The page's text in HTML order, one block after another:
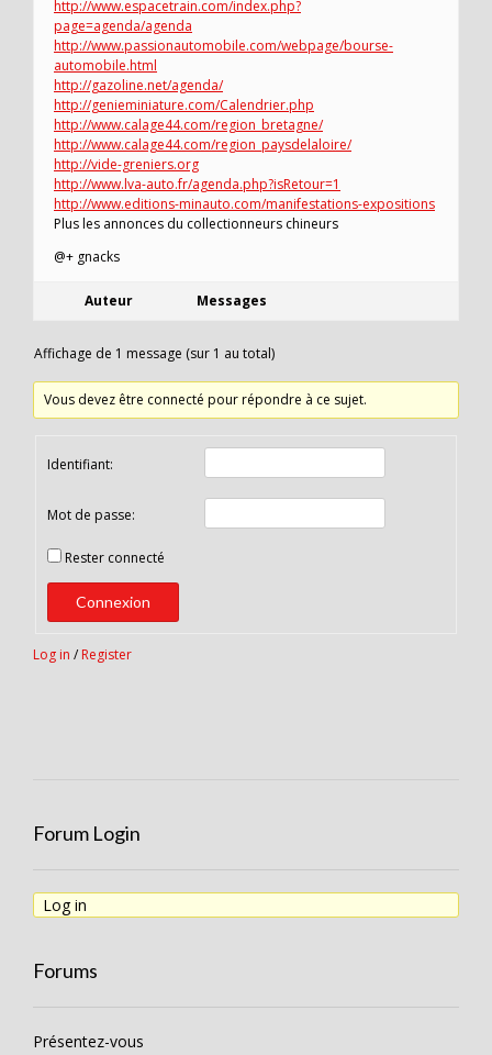
http://www.espacetrain.com/index.php?
page=agenda/agenda
http://www.passionautomobile.com/webpage/bourse-
automobile.html
http://gazoline.net/agenda/
http://genieminiature.com/Calendrier.php
http://www.calage44.com/region_bretagne/
http://www.calage44.com/region_paysdelaloire/
http://vide-greniers.org
http://www.lva-auto.fr/agenda.php?isRetour=1
http://www.editions-minauto.com/manifestations-expositions
Plus les annonces du collectionneurs chineurs
@+ gnacks
Auteur Messages
Affichage de 1 message (sur 1 au total)
Vous devez être connecté pour répondre à ce sujet.
Identifiant:
Mot de passe:
Rester connecté
Connexion
Log in / Register
Forum Login
Log in
Forums
Présentez-vous